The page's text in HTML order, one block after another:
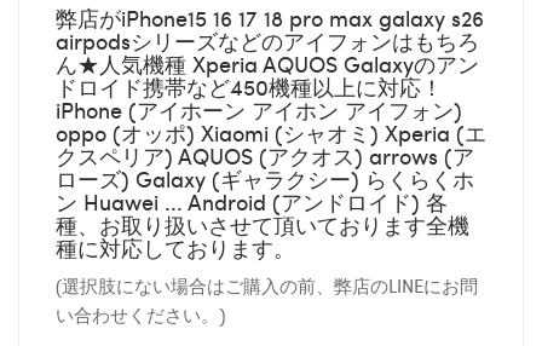
弊店がiPhone15 16 17 18 pro max galaxy s26
airpodsシリーズなどのアイフォンはもちろ
ん★人気機種 Xperia AQUOS Galaxyのアン
ドロイド携帯など450機種以上に対応！
iPhone (アイホーン アイホン アイフォン)
oppo (オッポ) Xiaomi (シャオミ) Xperia (エ
クスペリア) AQUOS (アクオス) arrows (ア
ローズ) Galaxy (ギャラクシー) らくらくホ
ン Huawei ... Android (アンドロイド) 各
種、お取り扱いさせて頂いております全機
種に対応しております。
(選択肢にない場合はご購入の前、弊店のLINEにお問
い合わせください。)